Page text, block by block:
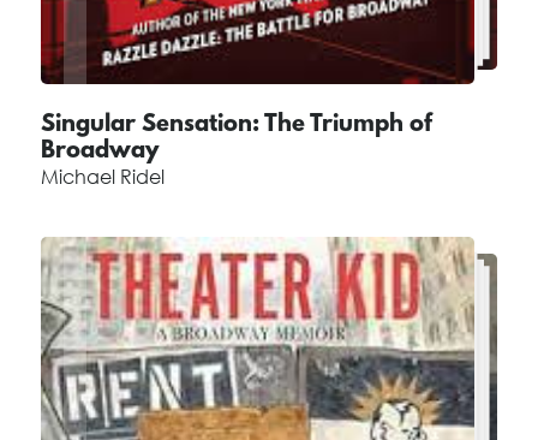
Singular Sensation: The Triumph of
Broadway
Michael Ridel